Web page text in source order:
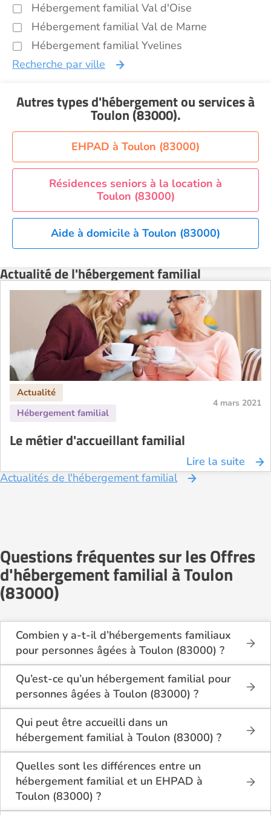
Hébergement familial Val d'Oise
Hébergement familial Val de Marne
Hébergement familial Yvelines
Recherche par ville
Autres types d'hébergement ou servicesà
Toulon (83000).
EHPAD à Toulon (83000)
Résidences seniors à la location à
Toulon (83000)
Aide à domicile à Toulon (83000)
Actualité de l'hébergement familial
4 mars 2021
Le métier d'accueillant familial
Lire la suite
Actualités de l'hébergement familial
Questions fréquentes sur les Offres
d'hébergement familial à Toulon
(83000)
Combien y a-t-il d’hébergements familiaux
pour personnes âgées à Toulon (83000) ?
Sur Logement-seniors.com, on recense actuellement
1 hébergements familiaux pour personnes âgées à
Toulon (83000) en 2026.
Ces structures offrent un cadre de vie chaleureux et
sécurisant, idéal pour les seniors souhaitant vivre
dans un environnement plus intime que celui d’un
établissement collectif.
Qu’est-ce qu’un hébergement familial pour
personnes âgées à Toulon (83000) ?
L’hébergement familial permet à une personne âgée
d’être accueillie au domicile d’un accueillant familial
agréé par le département.
Elle y bénéficie d’un cadre de vie convivial, de repas
partagés, d’une présence quotidienne et d’un
accompagnement personnalisé, tout en conservant
une grande autonomie.
Qui peut être accueilli dans un
hébergement familial à Toulon (83000) ?
Ce mode d’accueil s’adresse aux personnes âgées
de plus de 60 ans, seules ou en couple, qui
souhaitent vivre dans un cadre familial plutôt que
dans une structure médicalisée. Les personnes en
légère perte d’autonomie peuvent y trouver un bon
Quelles sont les différences entre un
hébergement familial et un EHPAD à
Toulon (83000) ?